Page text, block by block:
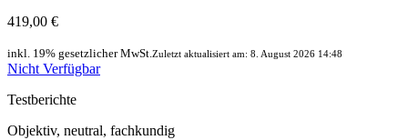
419,00 €
inkl. 19% gesetzlicher MwSt.Zuletzt aktualisiert am: 8. August 2026 14:48
Nicht Verfügbar
Testberichte
Objektiv, neutral, fachkundig